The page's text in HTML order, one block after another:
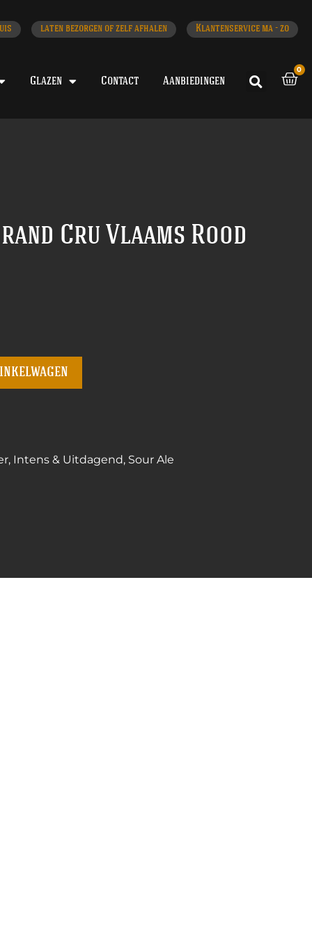
laten bezorgen of zelf afhalen Klantenservice ma - zo
Glazen Contact Aanbiedingen
0
Cru Vlaams Rood
, Intens & Uitdagend, Sour Ale